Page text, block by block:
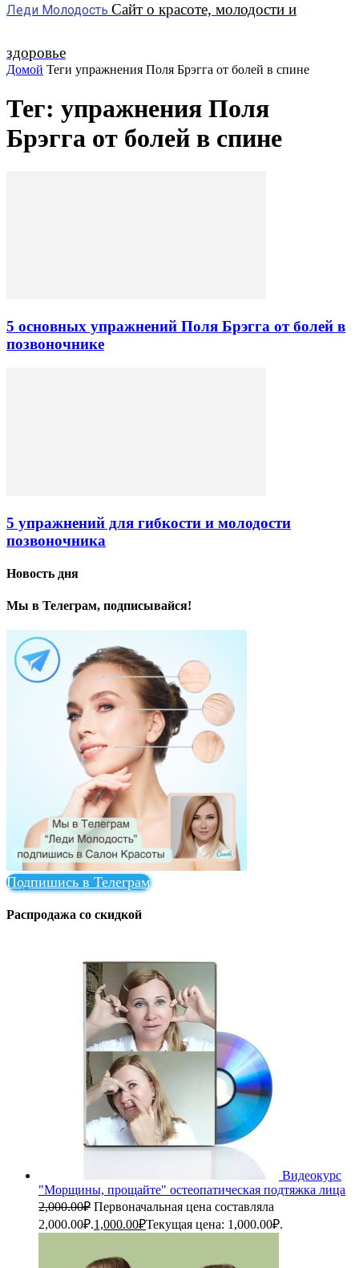
Леди Молодость Сайт о красоте, молодости и
здоровье
Домой Теги упражнения Поля Брэгга от болей в спине
Тег: упражнения Поля
Брэгга от болей в спине
5 основных упражнений Поля Брэгга от болей в
позвоночнике
5 упражнений для гибкости и молодости
позвоночника
Новость дня
Мы в Телеграм, подписывайся!
Подпишись в Телеграм
Распродажа со скидкой
Видеокурс
"Морщины, прощайте" остеопатическая подтяжка лица
2,000.00₽ Первоначальная цена составляла
2,000.00₽.1,000.00₽Текущая цена: 1,000.00₽.